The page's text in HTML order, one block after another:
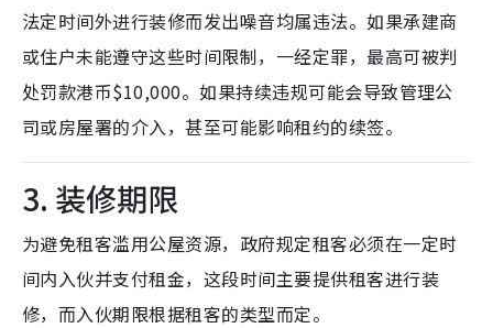
法定时间外进行装修而发出噪音均属违法。如果承建商
或住户未能遵守这些时间限制，一经定罪，最高可被判
处罚款港币$10,000。如果持续违规可能会导致管理公
司或房屋署的介入，甚至可能影响租约的续签。
3. 装修期限
为避免租客滥用公屋资源，政府规定租客必须在一定时
间内入伙并支付租金，这段时间主要提供租客进行装
修，而入伙期限根据租客的类型而定。